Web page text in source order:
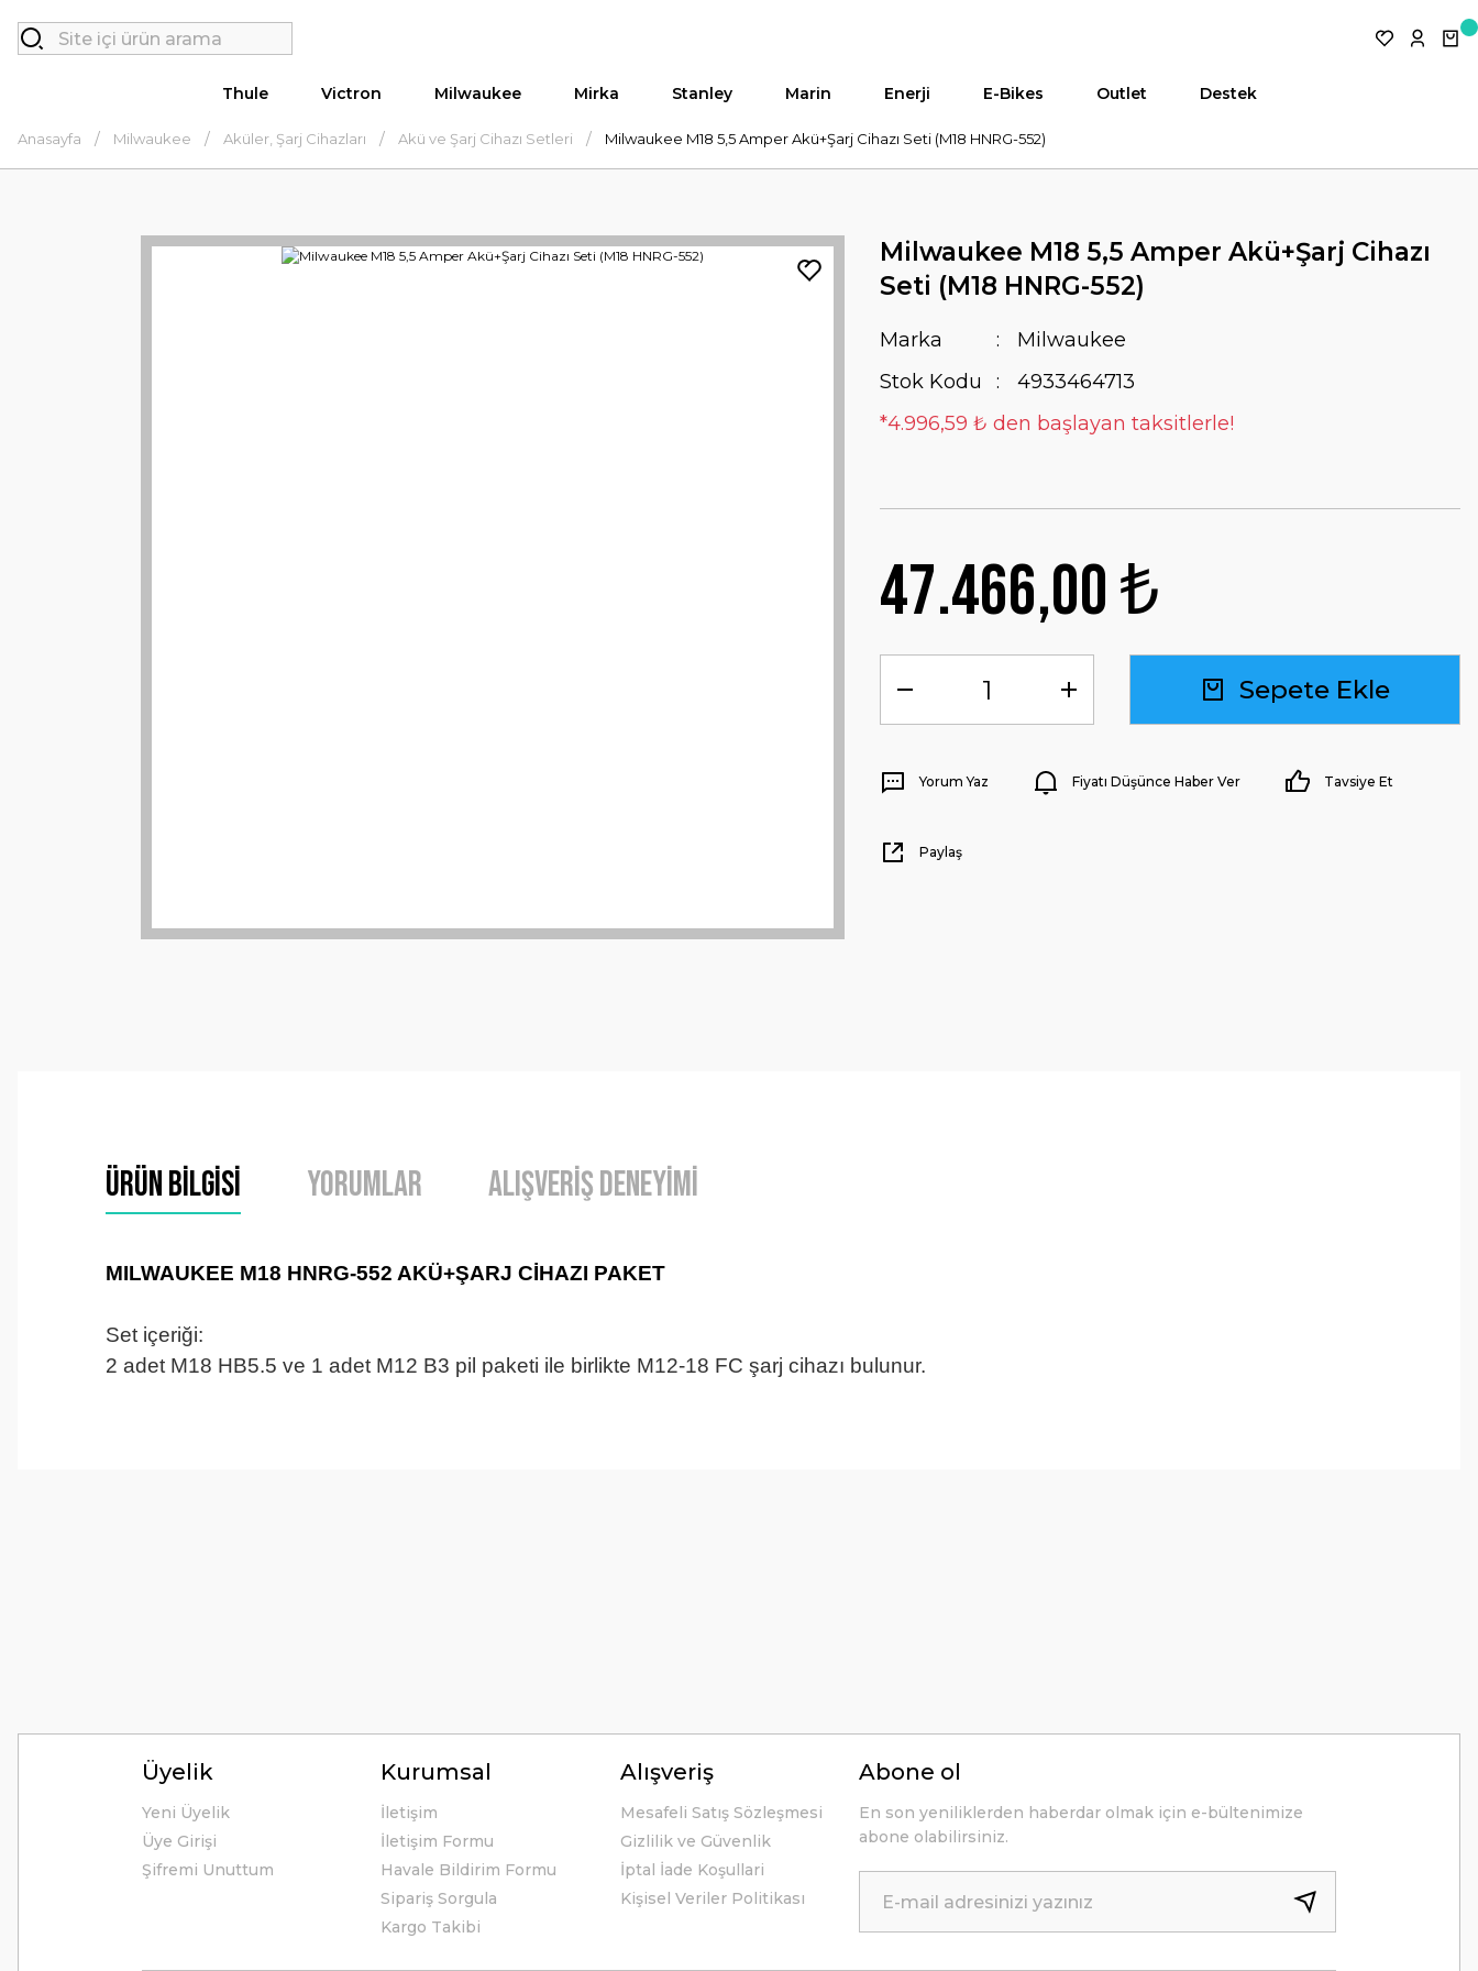
Thule Victron Milwaukee Mirka Stanley Marin Enerji E-Bikes Outlet Destek
Anasayfa Milwaukee Aküler, Şarj Cihazları Akü ve Şarj Cihazı Setleri Milwaukee M18 5,5 Amper Akü+Şarj Cihazı Seti (M18 HNRG-552)
Milwaukee M18 5,5 Amper Akü+Şarj Cihazı
Seti (M18 HNRG-552)
Marka
Milwaukee
Stok Kodu
4933464713
*4.996,59 ₺ den başlayan taksitlerle!
47.466,00 ₺
Sepete Ekle
Yorum Yaz Fiyatı Düşünce Haber Ver Tavsiye Et
Paylaş
Ürün Bilgisi Yorumlar Alışveriş Deneyimi
MILWAUKEE M18 HNRG-552 AKÜ+ŞARJ CİHAZI PAKET
Set içeriği:
2 adet M18 HB5.5 ve 1 adet M12 B3 pil paketi ile birlikte M12-18 FC şarj cihazı bulunur.
Kesinlikle Hem Ürünü hem de firmayı tavsiye ederim. Gayet ilgili ve açıklayıcı bir şekilde benimle
Teşekkürler ilgi alaka süper.
Üyelik
Yeni Üyelik
Üye Girişi
Şifremi Unuttum
Kurumsal
İletişim
İletişim Formu
Havale Bildirim Formu
Sipariş Sorgula
Kargo Takibi
Alışveriş
Mesafeli Satış Sözleşmesi
Gizlilik ve Güvenlik
İptal İade Koşullari
Kişisel Veriler Politikası
Abone ol
En son yeniliklerden haberdar olmak için e-bültenimize
abone olabilirsiniz.